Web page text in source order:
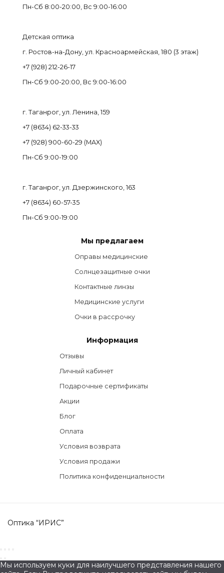
Пн-Cб 8:00-20:00, Вс 9:00-16:00
Детская оптика
г. Ростов-на-Дону, ул. Красноармейская, 180 (3 этаж)
+7 (928) 212-26-17
Пн-Cб 9:00-20:00, Вс 9:00-16:00
г. Таганрог, ул. Ленина, 159
+7 (8634) 62-33-33
+7 (928) 900-60-29 (MAX)
Пн-Cб 9:00-19:00
г. Таганрог, ул. Дзержинского, 163
+7 (8634) 60-57-35
Пн-Сб 9:00-19:00
Мы предлагаем
Оправы медицинские
Солнцезащитные очки
Контактные линзы
Медицинские услуги
Очки в рассрочку
Информация
Отзывы
Личный кабинет
Подарочные сертификаты
Акции
Блог
Оплата
Условия возврата
Условия продажи
Политика конфиденциальности
Оптика “ИРИС”
Мы используем куки для наилучшего представления нашего